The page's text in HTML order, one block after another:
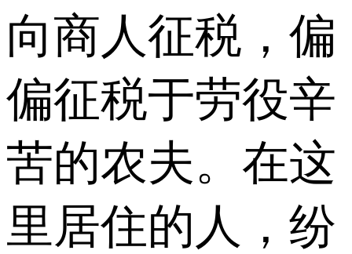
向商人征税，偏
偏征税于劳役辛
苦的农夫。在这
里居住的人，纷